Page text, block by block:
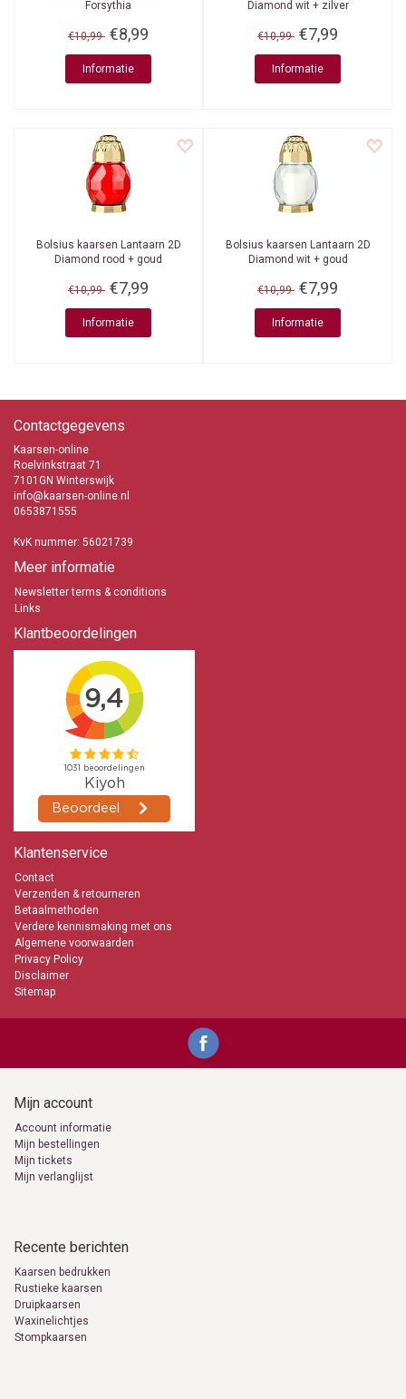
Forsythia
€10,99 €8,99
Informatie
Diamond wit + zilver
€10,99 €7,99
Informatie
Bolsius kaarsen Lantaarn 2D
Diamond rood + goud
€10,99 €7,99
Informatie
Bolsius kaarsen Lantaarn 2D
Diamond wit + goud
€10,99 €7,99
Informatie
Contactgegevens
Kaarsen-online
Roelvinkstraat 71
7101GN Winterswijk
info@kaarsen-online.nl
0653871555
KvK nummer: 56021739
Meer informatie
Newsletter terms & conditions
Links
Klantbeoordelingen
Klantenservice
Contact
Verzenden & retourneren
Betaalmethoden
Verdere kennismaking met ons
Algemene voorwaarden
Privacy Policy
Disclaimer
Sitemap
Mijn account
Account informatie
Mijn bestellingen
Mijn tickets
Mijn verlanglijst
Recente berichten
Kaarsen bedrukken
Rustieke kaarsen
Druipkaarsen
Waxinelichtjes
Stompkaarsen